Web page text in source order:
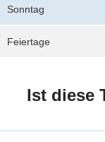
Sonntag
Feiertage
Ist diese